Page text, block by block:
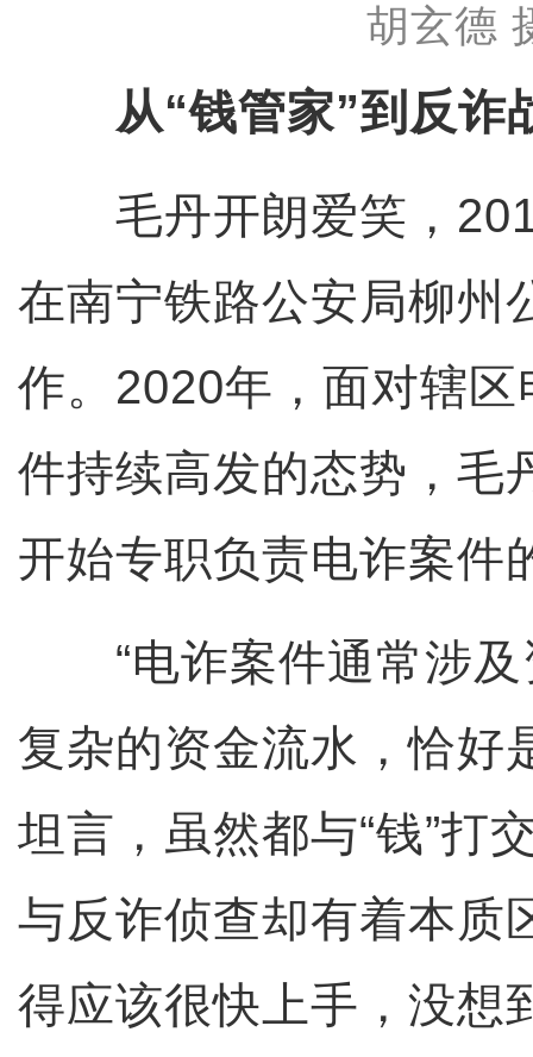
胡玄德
从“钱管家”到反诈
毛丹开朗爱笑，
在南宁铁路公安局柳州
作。2020年，面对辖
件持续高发的态势，毛
开始专职负责电诈案件
“电诈案件通常涉及
复杂的资金流水，恰好
坦言，虽然都与“钱”打
与反诈侦查却有着本质
得应该很快上手，没想